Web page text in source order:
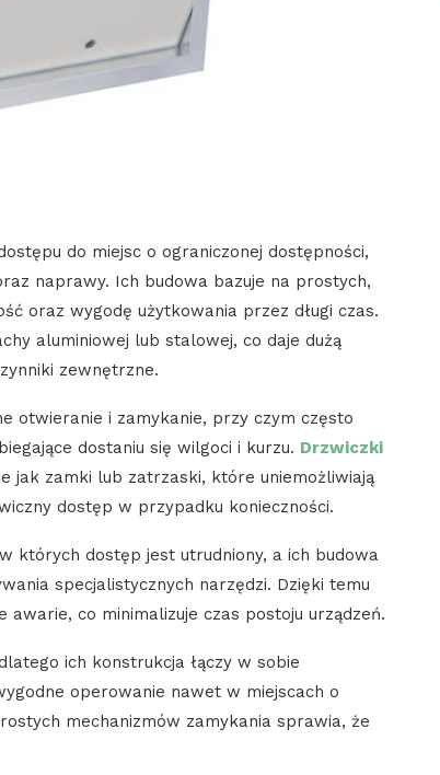
do miejsc o ograniczonej dostępności,
naprawy. Ich budowa bazuje na prostych,
oraz wygodę użytkowania przez długi czas.
aluminiowej lub stalowej, co daje dużą
zewnętrzne.
otwieranie i zamykanie, przy czym często
dostaniu się wilgoci i kurzu. Drzwiczki
jak zamki lub zatrzaski, które uniemożliwiają
dostęp w przypadku konieczności.
których dostęp jest utrudniony, a ich budowa
specjalistycznych narzędzi. Dzięki temu
co minimalizuje czas postoju urządzeń.
ich konstrukcja łączy w sobie
operowanie nawet w miejscach o
mechanizmów zamykania sprawia, że